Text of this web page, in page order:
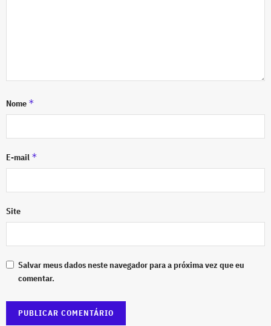
Nome *
E-mail *
Site
Salvar meus dados neste navegador para a próxima vez que eu
comentar.